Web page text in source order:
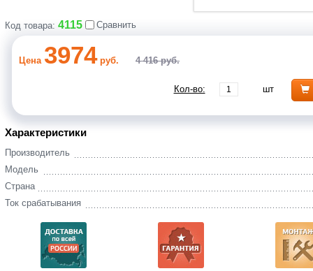
Код товара: 4115 Сравнить
Цена 3974руб. 4 416 руб.
Кол-во: шт
Характеристики
Производитель
Модель
Страна
Ток срабатывания